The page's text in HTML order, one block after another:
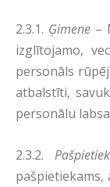
2.3.1. Ģimene–
izglītojamo,
personāls
atbalstīti,
personālu
2.3.2.
pašpietiekams,